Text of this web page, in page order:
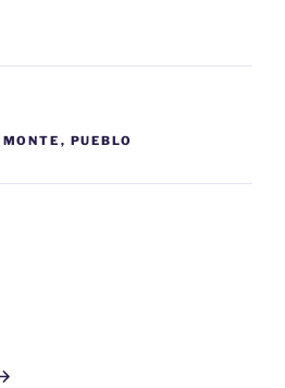
MONTE , PUEBLO